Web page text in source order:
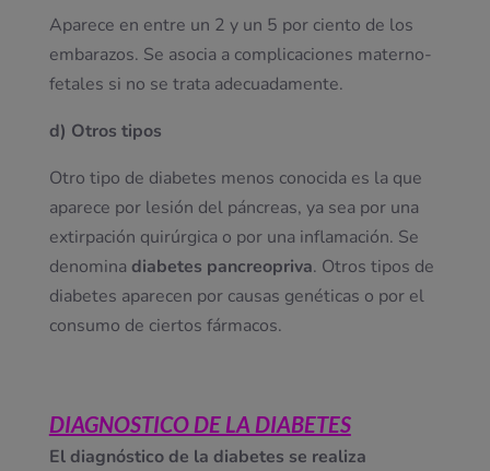
Aparece en entre un 2 y un 5 por ciento de los
embarazos. Se asocia a complicaciones materno-
fetales si no se trata adecuadamente.
d) Otros tipos
Otro tipo de diabetes menos conocida es la que
aparece por lesión del páncreas, ya sea por una
extirpación quirúrgica o por una inflamación. Se
denomina diabetes pancreopriva. Otros tipos de
diabetes aparecen por causas genéticas o por el
consumo de ciertos fármacos.
DIAGNOSTICO DE LA DIABETES
El diagnóstico de la diabetes se realiza